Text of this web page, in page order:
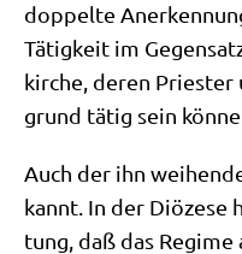
dop­pel­te
Tätig­keit im
kir­che, deren
grund tätig sein
Auch der ihn
kannt. In der
tung, daß das